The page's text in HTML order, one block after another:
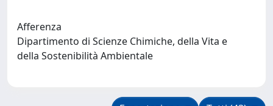
Afferenza
Dipartimento di Scienze Chimiche, della Vita e
della Sostenibilità Ambientale